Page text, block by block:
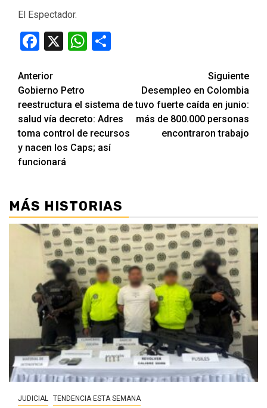
El Espectador.
Facebook
X WhatsApp
Seguir
leyendo
Anterior
Gobierno Petro
reestructura el sistema de
salud vía decreto: Adres
toma control de recursos
y nacen los Caps; así
funcionará
Siguiente
Desempleo en Colombia
tuvo fuerte caída en junio:
más de 800.000 personas
encontraron trabajo
MÁS HISTORIAS
JUDICIAL TENDENCIA ESTA SEMANA